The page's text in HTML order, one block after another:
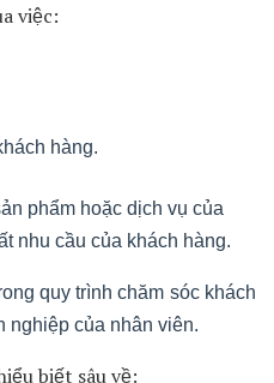
và trung thành của khách
quy trình chăm sóc
đáp ứng